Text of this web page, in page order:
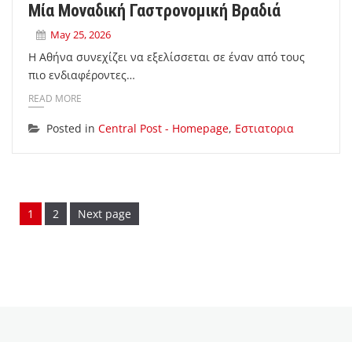
Μία Μοναδική Γαστρονομική Βραδιά
May 25, 2026
Η Αθήνα συνεχίζει να εξελίσσεται σε έναν από τους
πιο ενδιαφέροντες…
READ MORE
Posted in Central Post - Homepage, Εστιατορια
Page
1 Page
2 Next page